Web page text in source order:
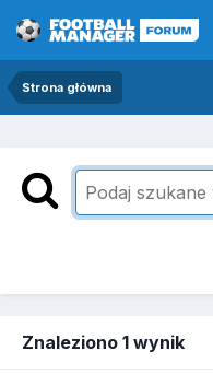
Strona główna
Znaleziono 1 wynik